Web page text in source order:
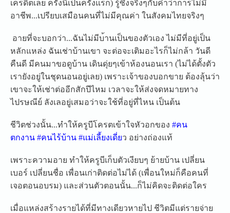
เครดิตเลย ครั้งนี้เป็นครั้งแรก) รู้ซึ้งจริงๆกับคำว่าการไม่มี
อาชีพ...เปรียบเสมือนคนที่ไม่มีคุณค่า ในสังคมไทยจริงๆ
อายที่จะบอกว่า...ฉันไม่มีบ้านเป็นของตัวเอง ไม่มีที่อยู่เป็น
หลักแหล่ง ฉันเช่าบ้านเขา จะต่อจะเติมอะไรก็ไม่กล้า วันดี
คืนดี มีคนมาขอดูบ้าน เดินดุ่ยๆเข้าห้องนอนเรา (ไม่ได้ตั้งตัว
เรายังอยู่ในชุดนอนอยู่เลย) เพราะเจ้าของบอกขาย ต้องลุ้นว่า
เขาจะให้เช่าต่ออีกสักปีไหม เวลาจะให้ส่งจดหมายทาง
ไปรษณีย์ ลังเลอยู่เสมอว่าจะใช้ที่อยู่ที่ไหน เป็นต้น
ชีวิตช่วงนั้น...ทำให้ครูบีโครตเข้าใจหัวอกของ #คน
ตกงาน #คนไร้บ้าน #แม่เลี้ยงเดี่ยว อย่างถ่องแท้
เพราะความอาย ทำให้ครูบีเก็บตัวเงียบๆ ย้ายบ้าน เปลี่ยน
เบอร์ เปลี่ยนชื่อ เพื่อนเก่าติดต่อไม่ได้ (เพื่อนใหม่ก็คือคนที่
เจอตอนอบรม) และส่วนตัวตอนนั้น...ก็ไม่คิดจะติดต่อใคร
เมื่อแหล่งสร้างรายได้ที่มีทางเดียวหายไป ชีวิตมีแต่รายจ่าย